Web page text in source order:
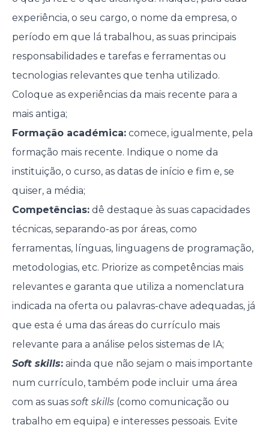
experiência, o seu cargo, o nome da empresa, o
período em que lá trabalhou, as suas principais
responsabilidades e tarefas e ferramentas ou
tecnologias relevantes que tenha utilizado.
Coloque as experiências da mais recente para a
mais antiga;
Formação académica:comece, igualmente, pela
formação mais recente. Indique o nome da
instituição, o curso, as datas de início e fim e, se
quiser, a média;
Competências:dê destaque às suas capacidades
técnicas, separando-as por áreas, como
ferramentas, línguas, linguagens de programação,
metodologias, etc. Priorize as competências mais
relevantes e garanta que utiliza a nomenclatura
indicada na oferta ou palavras-chave adequadas, já
que esta é uma das áreas do currículo mais
relevante para a análise pelos sistemas de IA;
Soft skills:ainda que não sejam o mais importante
num currículo, também pode incluir uma área
com as suas soft skills(como comunicação ou
trabalho em equipa) e interesses pessoais. Evite